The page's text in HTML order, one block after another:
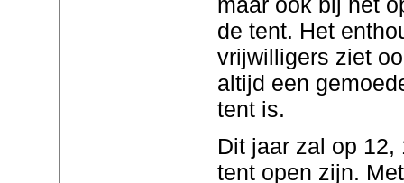
de tent. Het
vrijwilligers ziet
altijd een
tent is.
Dit jaar zal op 12,
tent open zijn.